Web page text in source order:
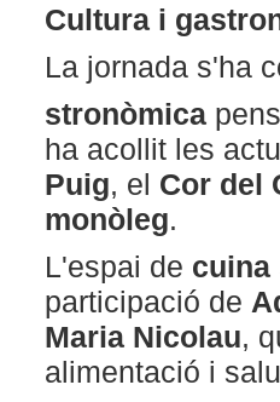
Cultura i
La jornada s'ha
stronòmica
ha acollit les
Puig, el Cor del
monòleg.
L'espai de cuina
participació de
Maria Nicolau,
alimentació i